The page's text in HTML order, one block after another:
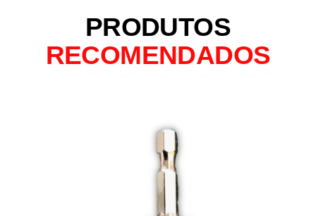
PRODUTOS
RECOMENDADOS